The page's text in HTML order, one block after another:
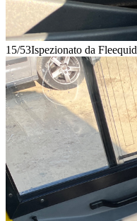
15/53Ispezionato da Fleequid